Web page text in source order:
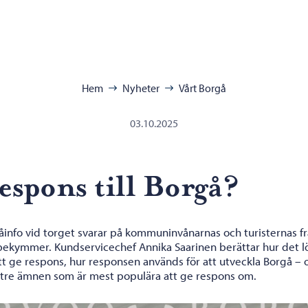
Hem Nyheter Vårt Borgå
03.10.2025
till Borgå?
vid torget svarar på kommuninvånarnas och turisternas
Kundservicechef Annika Saarinen berättar hur det
ge respons, hur responsen används för att utveckla Borgå –
ämnen som är mest populära att ge respons om.